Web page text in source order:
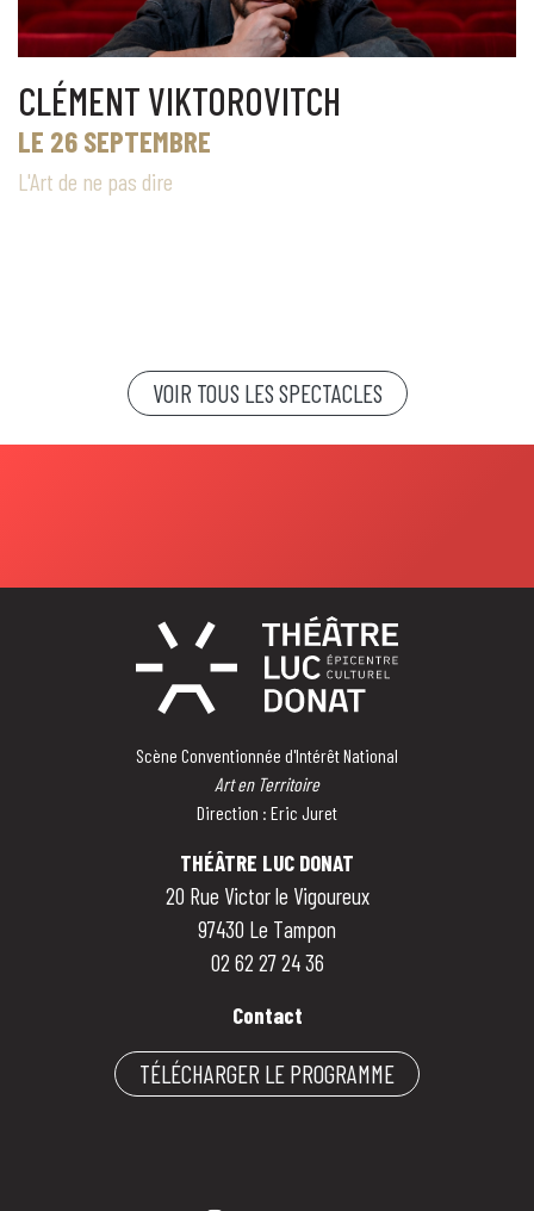
CLÉMENT VIKTOROVITCH
LE 26 SEPTEMBRE
L'Art de ne pas dire
VOIR TOUS LES SPECTACLES
Scène Conventionnée d'Intérêt National
Art en Territoire
Direction : Eric Juret
THÉÂTRE LUC DONAT
20 Rue Victor le Vigoureux
97430 Le Tampon
02 62 27 24 36
Contact
TÉLÉCHARGER LE PROGRAMME